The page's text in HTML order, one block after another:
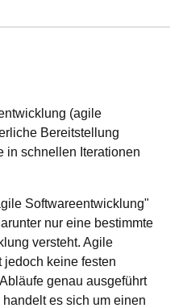
(agile
Bereitstellung
in schnellen Iterationen
Softwareentwicklung"
nur eine bestimmte
versteht. Agile
jedoch keine festen
genau ausgeführt
es sich um einen